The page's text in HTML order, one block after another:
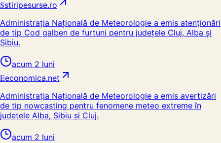
Sstiripesurse.ro
Administrația Națională de Meteorologie a emis atenționări
de tip Cod galben de furtuni pentru județele Cluj, Alba și
Sibiu.
acum 2 luni
Eeconomica.net
Administrația Națională de Meteorologie a emis avertizări
de tip nowcasting pentru fenomene meteo extreme în
județele Alba, Sibiu și Cluj.
acum 2 luni